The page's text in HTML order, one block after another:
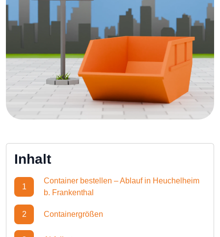
Inhalt
1
Container bestellen – Ablauf in Heuchelheim
b. Frankenthal
2 Containergrößen